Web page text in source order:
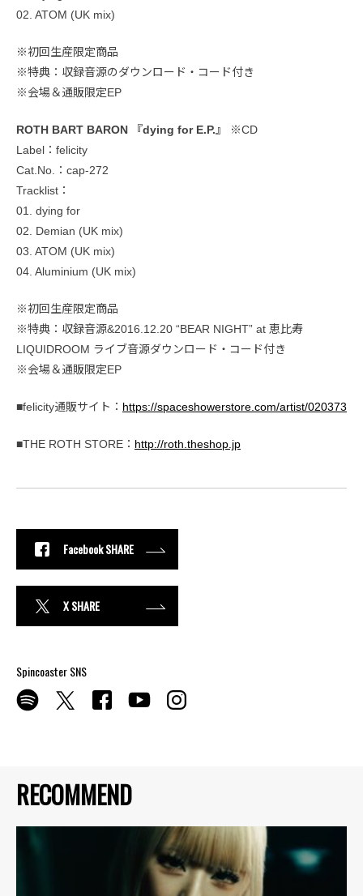
RECOMMEND
02. ATOM (UK mix)
※初回生産限定商品
※特典：収録音源のダウンロード・コード付き
※会場＆通販限定EP
ROTH BART BARON 『dying for E.P.』
※CD
Label：felicity
Cat.No.：cap-272
Tracklist：
01. dying for
02. Demian (UK mix)
03. ATOM (UK mix)
04. Aluminium (UK mix)
※初回生産限定商品
※特典：収録音源&2016.12.20 “BEAR NIGHT” at 恵比寿
LIQUIDROOM ライブ音源ダウンロード・コード付き
※会場＆通販限定EP
■felicity通販サイト： https://spaceshowerstore.com/artist/020373
■THE ROTH STORE： http://roth.theshop.jp
Facebook SHARE
X SHARE
Spincoaster SNS